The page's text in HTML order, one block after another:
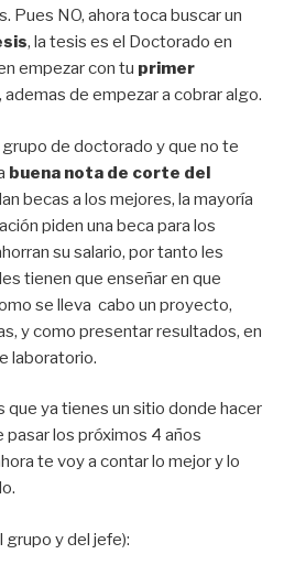
Pues NO, ahora toca buscar un
, la tesis es el Doctorado en
empezar con tu primer
, ademas de empezar a cobrar algo.
de doctorado y que no te
buena nota de corte del
becas a los mejores, la mayoría
piden una beca para los
su salario, por tanto les
tienen que enseñar en que
se lleva cabo un proyecto,
y como presentar resultados, en
laboratorio.
que ya tienes un sitio donde hacer
pasar los próximos 4 años
te voy a contar lo mejor y lo
y del jefe):